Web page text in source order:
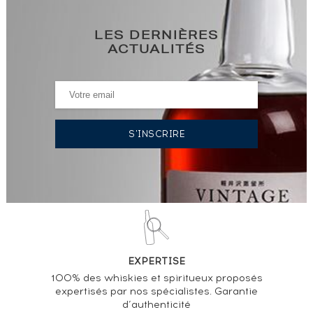
LES DERNIÈRES
ACTUALITÉS
EXPERTISE
100% des whiskies et spiritueux proposés
expertisés par nos spécialistes. Garantie
d’authenticité